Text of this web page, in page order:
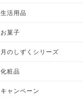
生活用品
お菓子
月のしずくシリーズ
化粧品
キャンペーン